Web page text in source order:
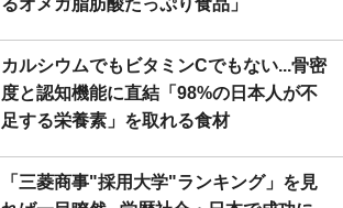
カルシウムでもビタミンCでもない...骨密
度と認知機能に直結「98%の日本人が不
足する栄養素」を取れる食材
「三菱商事"採用大学"ランキング」を見